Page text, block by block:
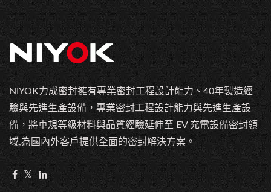
NIYOK力成密封擁有專業密封工程設計能力、40年製造經
驗與先進生產設備，專業密封工程設計能力與先進生產設
備，將車規等級材料與品質經驗延伸至 EV 充電設備密封領
域,為國內外客戶提供全面的密封解決方案。